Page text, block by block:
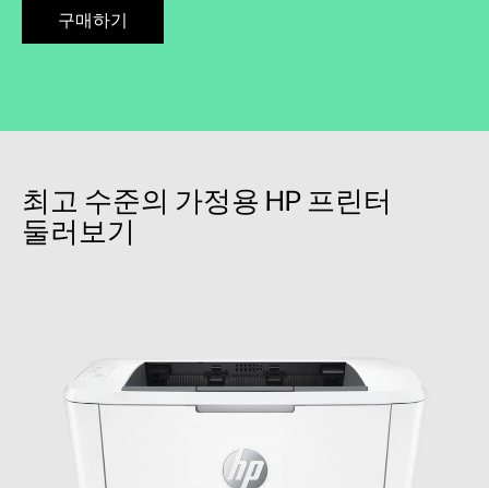
구매하기
최고 수준의 가정용 HP 프린터
둘러보기